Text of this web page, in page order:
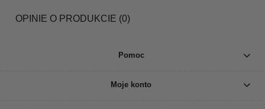
OPINIE O PRODUKCIE (0)
Pomoc
Moje konto